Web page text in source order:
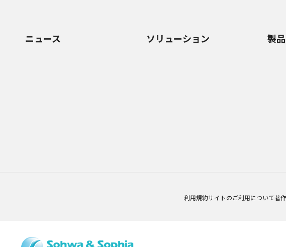
ニュース ソリューション 製
利用規約サイトのご利用について著